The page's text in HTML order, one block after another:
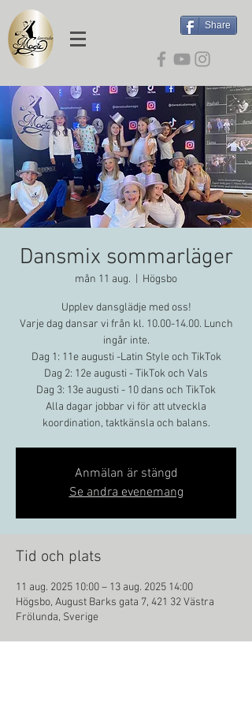
Share
Dansmix sommarläger
mån 11 aug. Högsbo
Upplev dansglädje med oss!
Varje dag dansar vi från kl. 10.00-14.00. Lunch
ingår inte.
Dag 1: 11e augusti -Latin Style och TikTok
Dag 2: 12e augusti - TikTok och Vals
Dag 3: 13e augusti - 10 dans och TikTok
Alla dagar jobbar vi för att utveckla
Anmälan är stängd
Se andra evenemang
Tid och plats
11 aug. 2025 10:00 – 13 aug. 2025 14:00
Högsbo, August Barks gata 7, 421 32 Västra
Frölunda, Sverige